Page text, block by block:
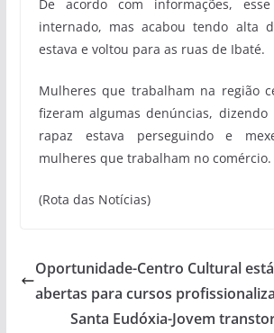
De acordo com informações,
internado, mas acabou tendo alta
estava e voltou para as ruas de Ibaté.
Mulheres que trabalham na região
fizeram algumas denúncias,
rapaz estava perseguindo e
mulheres que trabalham no comércio.
(Rota das Notícias)
Oportunidade-Centro Cultural
abertas para cursos
Santa Eudóxia-Jovem